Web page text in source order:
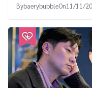
BybaerybubbleOn11/11/